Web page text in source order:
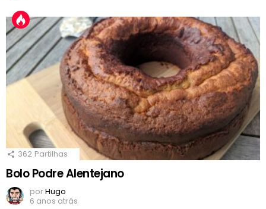
362 Partilhas
Bolo Podre Alentejano
porHugo
6 anos atrás